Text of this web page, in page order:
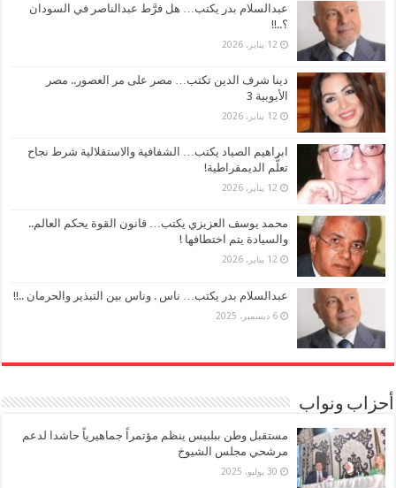
عبدالسلام بدر يكتب… هل فرَّط عبدالناصر في السودان
؟..!!
12 يناير، 2026
دينا شرف الدين تكتب… مصر على مر العصور.. مصر
الأيوبية 3
12 يناير، 2026
ابراهيم الصياد يكتب… الشفافية والاستقلالية شرط نجاح
تعلُّم الديمقراطية!
12 يناير، 2026
محمد يوسف العزيزي يكتب… قانون القوة يحكم العالم..
والسيادة يتم اختطافها !
12 يناير، 2026
عبدالسلام بدر يكتب… ناس . وناس بين التبذير والحرمان ..!!
6 ديسمبر، 2025
أحزاب ونواب
مستقبل وطن ببلبيس ينظم مؤتمراً جماهيرياً حاشدا لدعم
مرشحي مجلس الشيوخ
30 يوليو، 2025